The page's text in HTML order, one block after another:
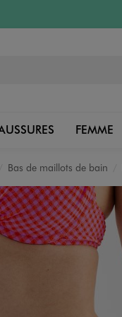
FEMME
Bas de maillots de bain